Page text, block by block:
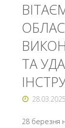
ТА
28.03.2025
28 березня